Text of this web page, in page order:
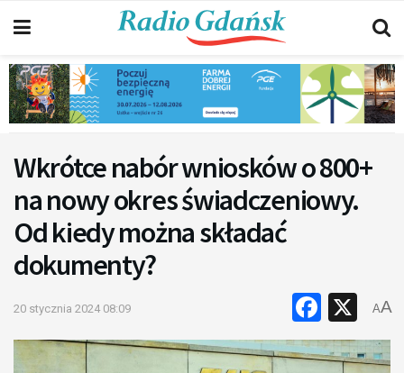
Wkrótce nabór wniosków o 800+
na nowy okres świadczeniowy.
Od kiedy można składać
dokumenty?
20 stycznia 2024 08:09 X
AA